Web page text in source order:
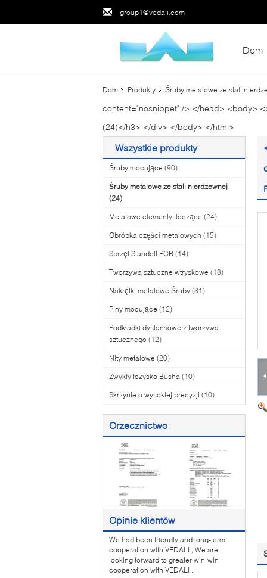
group1@vedali.com
Dom
Dom Produkty Śruby metalowe ze stali
content="nosnippet" /> </head> <body>
(24)</h3> </div> </body> </html>
Wszystkie produkty
Śruby mocujące (90)
Śruby metalowe ze stali nierdzewnej
(24)
Metalowe elementy tłoczące (24)
Obróbka części metalowych (15)
Sprzęt Standoff PCB (14)
Tworzywa sztuczne wtryskowe (18)
Nakrętki metalowe Śruby (31)
Piny mocujące (12)
Podkładki dystansowe z tworzywa
sztucznego (12)
Nity metalowe (20)
Zwykły łożysko Busha (10)
Skrzynie o wysokiej precyzji (10)
Orzecznictwo
Opinie klientów
We had been friendly and long-term
cooperation with VEDALI , We are
looking forward to greater win-win
cooperation with VEDALI .